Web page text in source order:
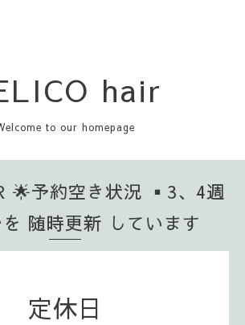
hair
to our homepage
🌟予約空き状況 ▪️3、4週
随時更新 しています
定休日